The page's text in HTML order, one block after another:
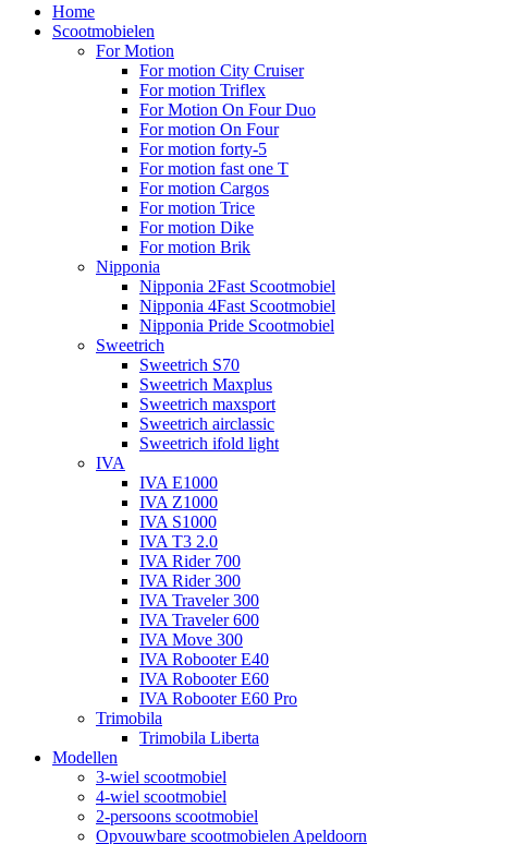
Home
Scootmobielen
For Motion
For motion City Cruiser
For motion Triflex
For Motion On Four Duo
For motion On Four
For motion forty-5
For motion fast one T
For motion Cargos
For motion Trice
For motion Dike
For motion Brik
Nipponia
Nipponia 2Fast Scootmobiel
Nipponia 4Fast Scootmobiel
Nipponia Pride Scootmobiel
Sweetrich
Sweetrich S70
Sweetrich Maxplus
Sweetrich maxsport
Sweetrich airclassic
Sweetrich ifold light
IVA
IVA E1000
IVA Z1000
IVA S1000
IVA T3 2.0
IVA Rider 700
IVA Rider 300
IVA Traveler 300
IVA Traveler 600
IVA Move 300
IVA Robooter E40
IVA Robooter E60
IVA Robooter E60 Pro
Trimobila
Trimobila Liberta
Modellen
3-wiel scootmobiel
4-wiel scootmobiel
2-persoons scootmobiel
Opvouwbare scootmobielen Apeldoorn